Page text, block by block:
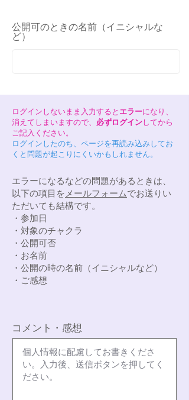
公開可のときの名前（イニシャルな
ど）
ログインしないまま入力すると エラーになり、
消えてしまいますので、 必ずログインしてから
ご記入ください。
ログインしたのち、ページを再読み込みしてお
くと問題が起こりにくいかもしれません。
エラーになるなどの問題があるときは、
以下の項目を メールフォームでお送りい
ただいても結構です。
・参加日
・対象のチャクラ
・公開可否
・お名前
・公開の時の名前（イニシャルなど）
​・ご感想
コメント・感想